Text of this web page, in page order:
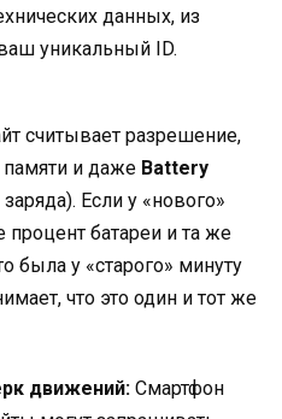
данных, из
уникальный ID.
считывает разрешение,
и даже Battery
Если у «нового»
процент батареи и та же
была у «старого» минуту
что это один и тот же
движений: Смартфон